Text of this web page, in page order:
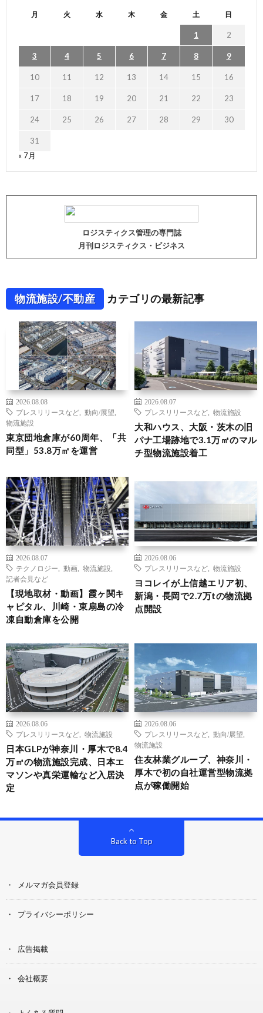
月 火 水 木 金 土 日
1 2
3 4 5 6 7 8 9
10 11 12 13 14 15 16
17 18 19 20 21 22 23
24 25 26 27 28 29 30
31
« 7月
ロジスティクス管理の専門誌
月刊ロジスティクス・ビジネス
物流施設/不動産 カテゴリの最新記事
2026.08.08
プレスリリースなど
動向/展望
物流施設
東京団地倉庫が60周年、「共
同型」53.8万㎡を運営
2026.08.07
プレスリリースなど
物流施設
大和ハウス、大阪・茨木の旧
パナ工場跡地で3.1万㎡のマル
チ型物流施設着工
2026.08.07
テクノロジー
動画 物流施設
記者会見など
【現地取材・動画】霞ヶ関キ
ャピタル、川崎・東扇島の冷
凍自動倉庫を公開
2026.08.06
プレスリリースなど
物流施設
ヨコレイが上信越エリア初、
新潟・長岡で2.7万tの物流拠
点開設
2026.08.06
プレスリリースなど
物流施設
日本GLPが神奈川・厚木で8.4
万㎡の物流施設完成、日本エ
マソンや真栄運輸など入居決
定
2026.08.06
プレスリリースなど
動向/展望
物流施設
住友林業グループ、神奈川・
厚木で初の自社運営型物流拠
点が稼働開始
Back to Top
メルマガ会員登録
プライバシーポリシー
広告掲載
会社概要